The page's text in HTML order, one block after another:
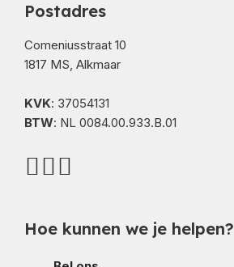
Postadres
Comeniusstraat 10
1817 MS, Alkmaar
KVK: 37054131
BTW: NL 0084.00.933.B.01
Hoe kunnen we je helpen?